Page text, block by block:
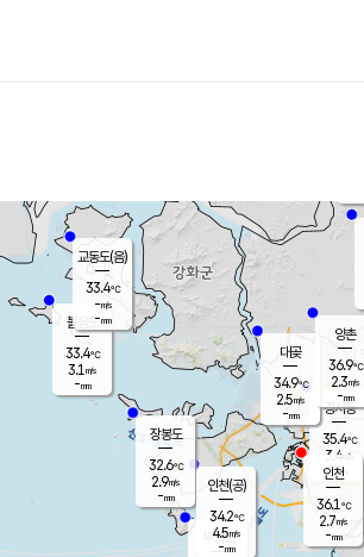
무의도
볼음도
33.4℃
3.1 m/s
-mm
장봉도
32.6℃
2.9m/s
-mm
경서동
35.4℃
3.4 m/s
-mm
대곶
34.9℃
2.5m/s
-mm
양촌
36.9℃
2.3m/s
-mm
인천(공)
34.2℃
4.5m/s
-mm
교동도(음)
33.4℃
-m/s
-mm
인천
36.1℃
2.7m/s
-mm